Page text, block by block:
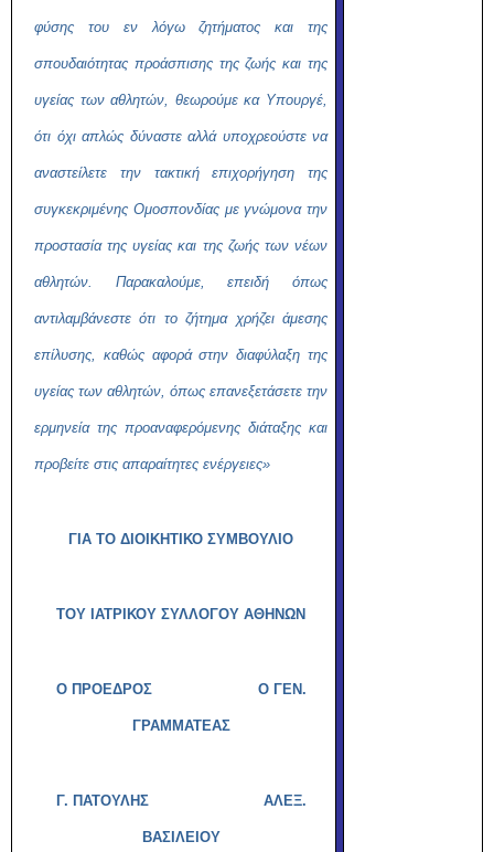
φύσης του εν λόγω ζητήματος και της
σπουδαιότητας προάσπισης της ζωής και της
υγείας των αθλητών, θεωρούμε κα Υπουργέ,
ότι όχι απλώς δύναστε αλλά υποχρεούστε να
αναστείλετε την τακτική επιχορήγηση της
συγκεκριμένης Ομοσπονδίας με γνώμονα την
προστασία της υγείας και της ζωής των νέων
αθλητών. Παρακαλούμε, επειδή όπως
αντιλαμβάνεστε ότι το ζήτημα χρήζει άμεσης
επίλυσης, καθώς αφορά στην διαφύλαξη της
υγείας των αθλητών, όπως επανεξετάσετε την
ερμηνεία της προαναφερόμενης διάταξης και
προβείτε στις απαραίτητες ενέργειες»
ΓΙΑ ΤΟ ΔΙΟΙΚΗΤΙΚΟ ΣΥΜΒΟΥΛΙΟ
ΤΟΥ ΙΑΤΡΙΚΟΥ ΣΥΛΛΟΓΟΥ ΑΘΗΝΩΝ
Ο ΠΡΟΕΔΡΟΣ Ο ΓΕΝ.
ΓΡΑΜΜΑΤΕΑΣ
Γ. ΠΑΤΟΥΛΗΣ ΑΛΕΞ.
ΒΑΣΙΛΕΙΟΥ